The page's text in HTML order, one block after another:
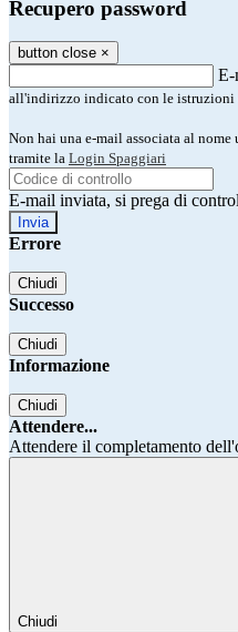
Recupero password
button close ×
E-
all'indirizzo indicato con le istruzioni
Non hai una e-mail associata al
tramite la Login Spaggiari
E-mail inviata, si prega di
Errore
Chiudi
Successo
Chiudi
Informazione
Chiudi
Attendere...
Attendere il completamento
Chiudi